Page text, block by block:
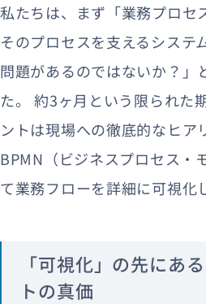
私たちは、まず「業務プロセ
そのプロセスを支えるシステ
問題があるのではないか？」
た。 約3ヶ月という限られた
ントは現場への徹底的なヒア
BPMN（ビジネスプロセス・
て業務フローを詳細に可視化
「可視化」の先にあ
トの真価